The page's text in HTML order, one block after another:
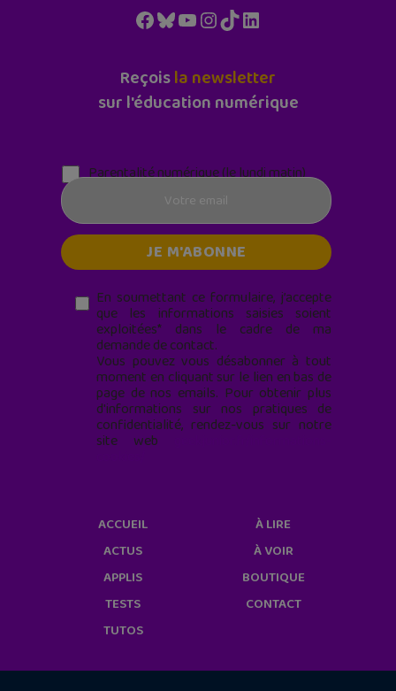
Facebook
Bluesky
YouTube
Instagram
TikTokLinkedIn
Reçoisla newsletter
sur l'éducation numérique
Parentalité numérique (le lundi matin)
En soumettant ce formulaire, j’accepte
que les informations saisies soient
exploitées* dans le cadre de ma
demande de contact.
Vous pouvez vous désabonner à tout
moment en cliquant sur le lien en bas de
page de nos emails. Pour obtenir plus
d'informations sur nos pratiques de
confidentialité, rendez-vous sur notre
site web
ACCUEIL
ACTUS
APPLIS
TESTS
TUTOS
À LIRE
À VOIR
BOUTIQUE
CONTACT